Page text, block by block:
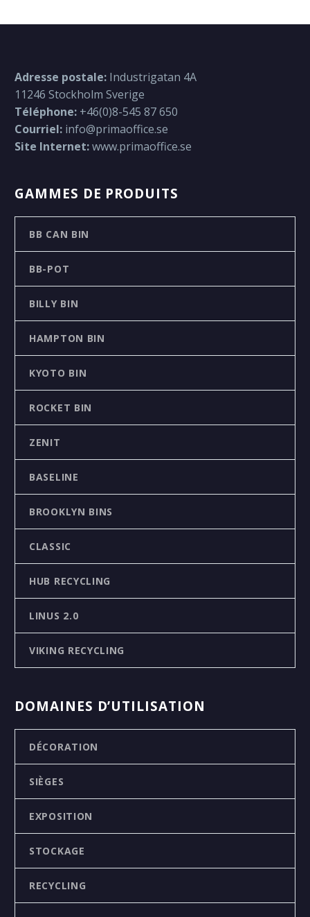
Adresse postale: Industrigatan 4A
11246 Stockholm Sverige
Téléphone: +46(0)8-545 87 650
Courriel: info@primaoffice.se
Site Internet:www.primaoffice.se
GAMMES DE PRODUITS
BB CAN BIN
BB-POT
BILLY BIN
HAMPTON BIN
KYOTO BIN
ROCKET BIN
ZENIT
BASELINE
BROOKLYN BINS
CLASSIC
HUB RECYCLING
LINUS 2.0
VIKING RECYCLING
DOMAINES D’UTILISATION
DÉCORATION
SIÈGES
EXPOSITION
STOCKAGE
RECYCLING